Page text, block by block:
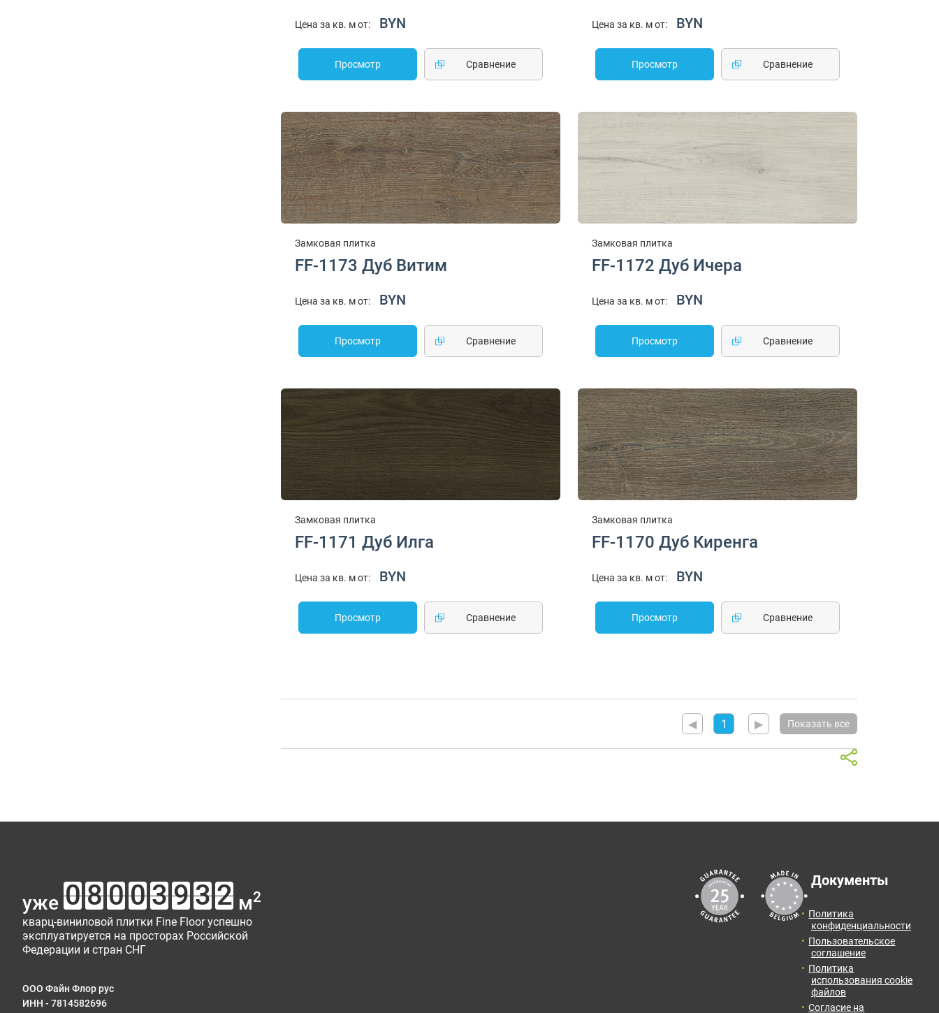
Цена за кв. м от: BYN
Просмотр Cравнение
Цена за кв. м от: BYN
Просмотр Cравнение
Замковая плитка
FF-1173 Дуб Витим
Цена за кв. м от: BYN
Просмотр Cравнение
Замковая плитка
FF-1172 Дуб Ичера
Цена за кв. м от: BYN
Просмотр Cравнение
Замковая плитка
FF-1171 Дуб Илга
Цена за кв. м от: BYN
Просмотр Cравнение
Замковая плитка
FF-1170 Дуб Киренга
Цена за кв. м от: BYN
Просмотр Cравнение
◀ 1 ▶ Показать все
уже м2
кварц-виниловой плитки Fine Floor успешно
эксплуатируется на просторах Российской
Федерации и стран СНГ
ООО Файн Флор рус
ИНН - 7814582696
Документы
Политика
конфиденциальности
Пользовательское
соглашение
Политика
использования cookie
файлов
Согласие на